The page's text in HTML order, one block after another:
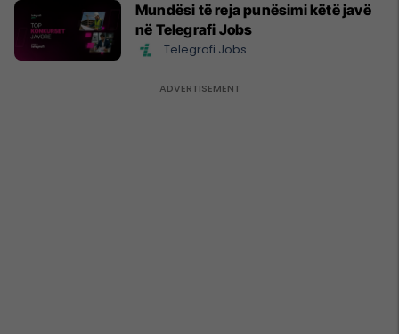
Mundësi të reja punësimi këtë javë
në Telegrafi Jobs
Telegrafi Jobs